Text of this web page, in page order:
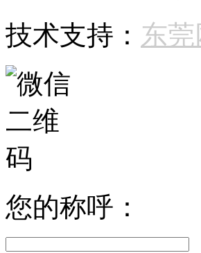
技术支持： 东
您的称呼：